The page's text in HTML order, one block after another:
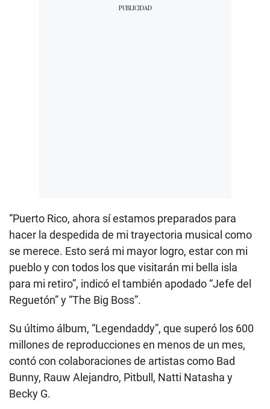
“Puerto Rico, ahora sí estamos preparados para
hacer la despedida de mi trayectoria musical como
se merece. Esto será mi mayor logro, estar con mi
pueblo y con todos los que visitarán mi bella isla
para mi retiro”, indicó el también apodado “Jefe del
Reguetón” y “The Big Boss”.
Su último álbum, “Legendaddy”, que superó los 600
millones de reproducciones en menos de un mes,
contó con colaboraciones de artistas como Bad
Bunny, Rauw Alejandro, Pitbull, Natti Natasha y
Becky G.